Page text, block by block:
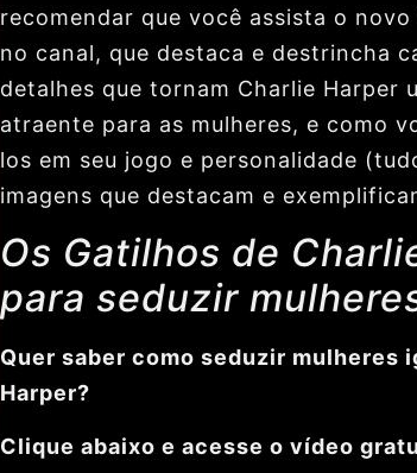
recomendar que você assista o
no canal, que destaca e destrincha
detalhes que tornam Charlie Harper
atraente para as mulheres, e como
los em seu jogo e personalidade
imagens que destacam e
Os Gatilhos de
para seduzir
Quer saber como seduzir mulheres
Harper?
Clique abaixo e acesse o vídeo